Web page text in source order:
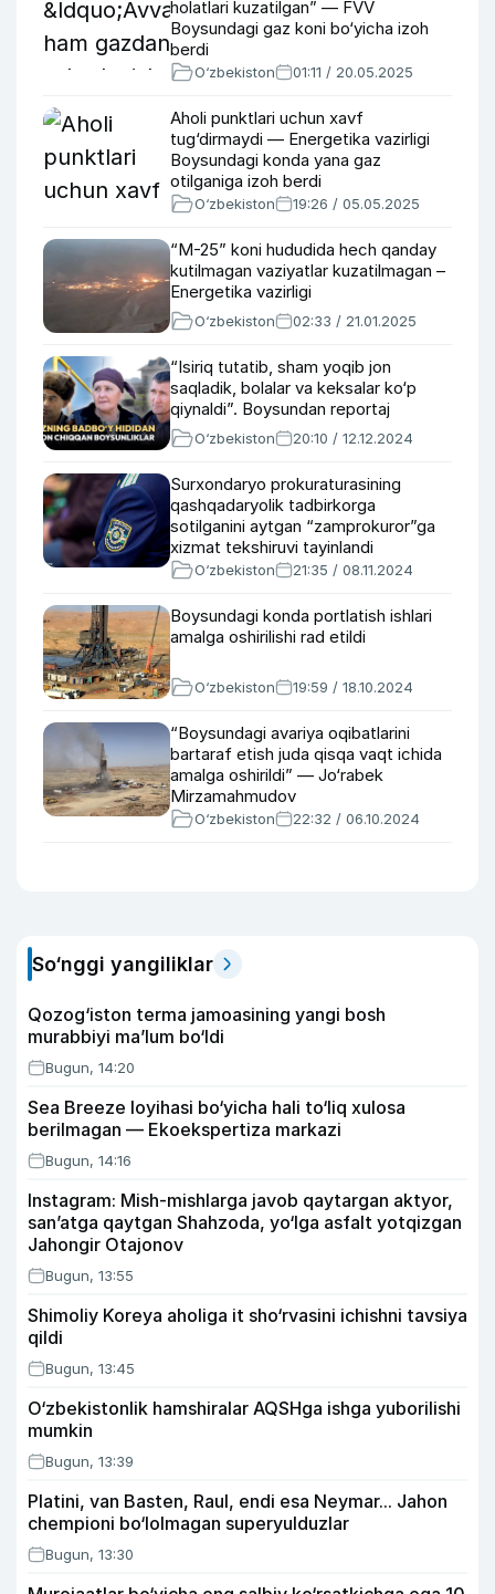
holatlari kuzatilgan” — FVV
Boysundagi gaz koni bo‘yicha izoh
berdi
O‘zbekiston 01:11 / 20.05.2025
Aholi punktlari uchun xavf
tug‘dirmaydi — Energetika vazirligi
Boysundagi konda yana gaz
otilganiga izoh berdi
O‘zbekiston 19:26 / 05.05.2025
“M-25” koni hududida hech qanday
kutilmagan vaziyatlar kuzatilmagan –
Energetika vazirligi
O‘zbekiston 02:33 / 21.01.2025
“Isiriq tutatib, sham yoqib jon
saqladik, bolalar va keksalar ko‘p
qiynaldi”. Boysundan reportaj
O‘zbekiston 20:10 / 12.12.2024
Surxondaryo prokuraturasining
qashqadaryolik tadbirkorga
sotilganini aytgan “zamprokuror”ga
xizmat tekshiruvi tayinlandi
O‘zbekiston 21:35 / 08.11.2024
Boysundagi konda portlatish ishlari
amalga oshirilishi rad etildi
O‘zbekiston 19:59 / 18.10.2024
“Boysundagi avariya oqibatlarini
bartaraf etish juda qisqa vaqt ichida
amalga oshirildi” — Jo‘rabek
Mirzamahmudov
O‘zbekiston 22:32 / 06.10.2024
So‘nggi yangiliklar
Qozog‘iston terma jamoasining yangi bosh
murabbiyi ma’lum bo‘ldi
Bugun, 14:20
Sea Breeze loyihasi bo‘yicha hali to‘liq xulosa
berilmagan — Ekoekspertiza markazi
Bugun, 14:16
Instagram: Mish-mishlarga javob qaytargan aktyor,
san’atga qaytgan Shahzoda, yo‘lga asfalt yotqizgan
Jahongir Otajonov
Bugun, 13:55
Shimoliy Koreya aholiga it sho‘rvasini ichishni tavsiya
qildi
Bugun, 13:45
O‘zbekistonlik hamshiralar AQSHga ishga yuborilishi
mumkin
Bugun, 13:39
Platini, van Basten, Raul, endi esa Neymar... Jahon
chempioni bo‘lolmagan superyulduzlar
Bugun, 13:30